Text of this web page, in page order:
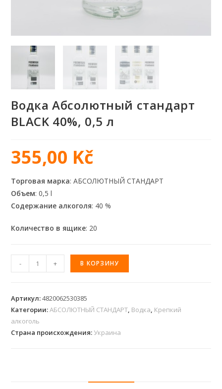
Водка Абсолютный стандарт
BLACK 40%, 0,5 л
355,00 Kč
Торговая марка: АБСОЛЮТНЫЙ СТАНДАРТ
Объем: 0,5 l
Содержание алкоголя: 40 %
Количество в ящике: 20
- + В КОРЗИНУ
Артикул:4820062530385
Категории:АБСОЛЮТНЫЙ СТАНДАРТ, Водка, Крепкий
алкоголь
Страна происхождения: Украина